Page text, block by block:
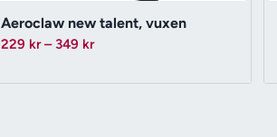
Aeroclaw new talent, vuxen
229 kr – 349 krPrisintervall:
till